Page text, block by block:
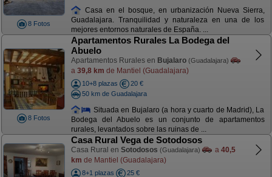
8 Fotos
Casa en el bosque, en urbanización Nueva Sierra,
Guadalajara. Tranquilidad y naturaleza en una de los
mejores entornos naturales de España. ...
8 Fotos
Apartamentos Rurales La Bodega del
Abuelo
Apartamentos Rurales en Bujalaro (Guadalajara)
a 39,8 km de Mantiel (Guadalajara)
10+8 plazas
20 €
50 km de Guadalajara
Situada en Bujalaro (a hora y cuarto de Madrid), La
Bodega del Abuelo es un conjunto de apartamentos
rurales, levantados sobre las ruinas de ...
Casa Rural Vega de Sotodosos
Casa Rural en Sotodosos (Guadalajara) a 40,5
km de Mantiel (Guadalajara)
8+1 plazas
25 €